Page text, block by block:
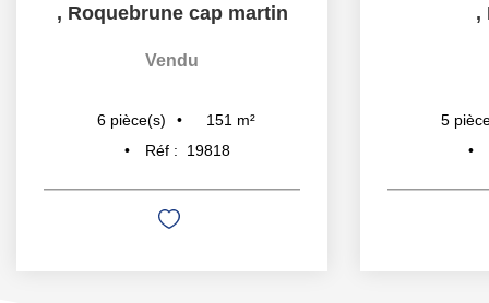
, Roquebrune cap martin
Vendu
6 pièce(s) 151 m²
Réf :
19818
,
5